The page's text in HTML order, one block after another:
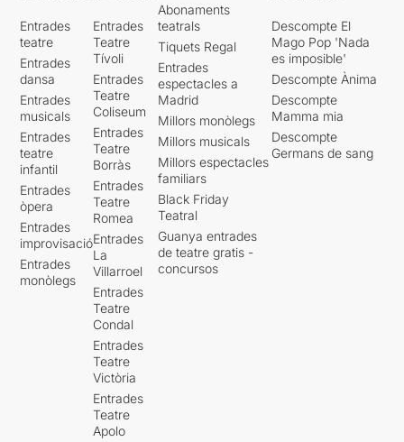
Entrades
teatre
Entrades
dansa
Entrades
musicals
Entrades
teatre
infantil
Entrades
òpera
Entrades
improvisació
Entrades
monòlegs
Entrades
Teatre
Tívoli
Entrades
Teatre
Coliseum
Entrades
Teatre
Borràs
Entrades
Teatre
Romea
Entrades
La
Villarroel
Entrades
Teatre
Condal
Entrades
Teatre
Victòria
Entrades
Teatre
Apolo
Abonaments
teatrals
Tiquets Regal
Entrades
espectacles a
Madrid
Millors monòlegs
Millors musicals
Millors espectacles
familiars
Black Friday
Teatral
Guanya entrades
de teatre gratis -
concursos
Descompte El
Mago Pop 'Nada
es imposible'
Descompte Ànima
Descompte
Mamma mia
Descompte
Germans de sang